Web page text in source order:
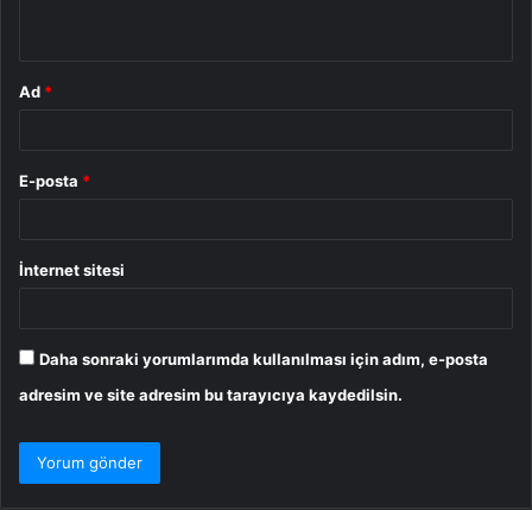
Ad *
E-posta *
İnternet sitesi
Daha sonraki yorumlarımda kullanılması için adım, e-posta
adresim ve site adresim bu tarayıcıya kaydedilsin.